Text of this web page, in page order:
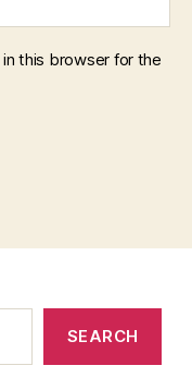
this browser for the
SEARCH